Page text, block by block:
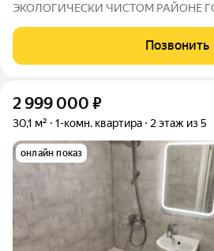
ЭКОЛОГИЧЕСКИ ЧИСТОМ РАЙОНЕ
концепции "город в городе"- вся
внутри жилого квартала. Улицы
Позвонить
2 999 000 ₽
30,1 м² 1-комн. квартира 2 этаж из 5
онлайн показ